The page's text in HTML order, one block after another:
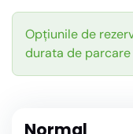
Opțiunile de
durata de